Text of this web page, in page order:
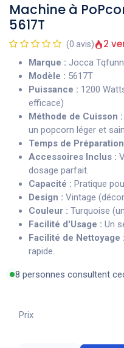
Machine à
5617T
(0 avis) 2
Marque : Jocca
Modèle : 5617T
Puissance : 1200
efficace)
Méthode de Cuisson :
un popcorn léger et
Temps de
Accessoires Inclus :
dosage parfait.
Capacité : Pratique
Design : Vintage
Couleur : Turquoise
Facilité d'Usage : Un
Facilité de Nettoyage :
rapide.
8 personnes consultent
Prix